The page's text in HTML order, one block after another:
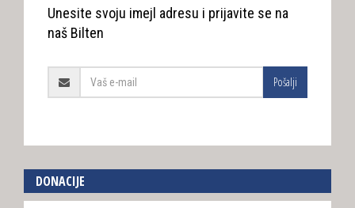
Unesite svoju imejl adresu i prijavite se na
naš Bilten
Pošalji
DONACIJE